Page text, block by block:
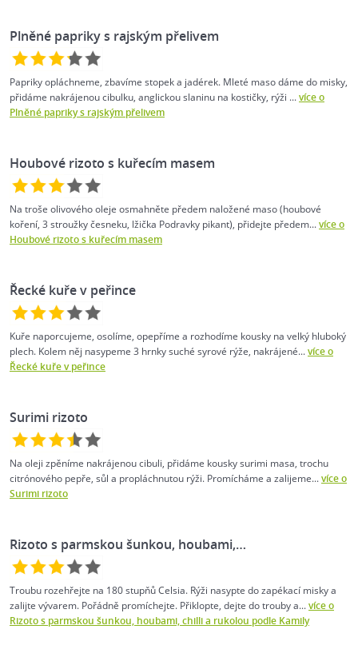
Plněné papriky s rajským přelivem
Papriky opláchneme, zbavíme stopek a jadérek. Mleté maso dáme do misky,
přidáme nakrájenou cibulku, anglickou slaninu na kostičky, rýži ...více o
Plněné papriky s rajským přelivem
Houbové rizoto s kuřecím masem
Na troše olivového oleje osmahněte předem naložené maso (houbové
koření, 3 stroužky česneku, lžička Podravky pikant), přidejte předem...více o
Houbové rizoto s kuřecím masem
Řecké kuře v peřince
Kuře naporcujeme, osolíme, opepříme a rozhodíme kousky na velký hluboký
plech. Kolem něj nasypeme 3 hrnky suché syrové rýže, nakrájené...více o
Řecké kuře v peřince
Surimi rizoto
Na oleji zpěníme nakrájenou cibuli, přidáme kousky surimi masa, trochu
citrónového pepře, sůl a propláchnutou rýži. Promícháme a zalijeme...více o
Surimi rizoto
Rizoto s parmskou šunkou, houbami,…
Troubu rozehřejte na 180 stupňů Celsia. Rýži nasypte do zapékací misky a
zalijte vývarem. Pořádně promíchejte. Přiklopte, dejte do trouby a...více o
Rizoto s parmskou šunkou, houbami, chilli a rukolou podle Kamily